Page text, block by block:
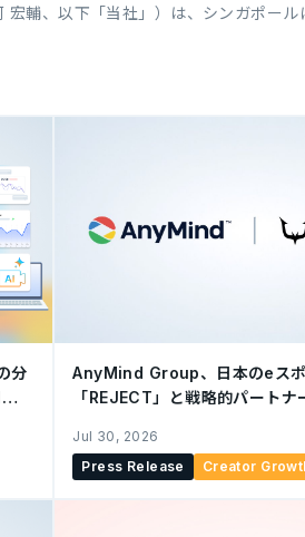
宏輔、以下「当社」）は、シンガポール
が評価され、今回の認定に至りました。
ポール、タイ、インドネシア、マレーシ
アジア6市場において、「Shopee
。 ■今回の認定について 当社はシンガポ
のライブ配信やコンテンツ、キャンペー
ンド企業の販売機会拡大を支援してきま
加え、Shopeeの機能やユーザー動向、
用した自社テクノロジーが評価されまし
分
AnyMind Group、日本のeス
「REJECT」と戦略的パート
Jul 30, 2026
Press Release
Creator